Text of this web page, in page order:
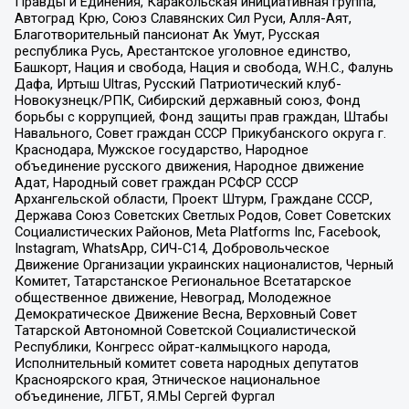
Автоград Крю, Союз Славянских Сил Руси, Алля-Аят,
Благотворительный пансионат Ак Умут, Русская
республика Русь, Арестантское уголовное единство,
Башкорт, Нация и свобода, Нация и свобода, W.H.С., Фалунь
Дафа, Иртыш Ultras, Русский Патриотический клуб-
Новокузнецк/РПК, Сибирский державный союз, Фонд
борьбы с коррупцией, Фонд защиты прав граждан, Штабы
Навального, Совет граждан СССР Прикубанского округа г.
Краснодара, Мужское государство, Народное
объединение русского движения, Народное движение
Адат, Народный совет граждан РСФСР СССР
Архангельской области, Проект Штурм, Граждане СССР,
Держава Союз Советских Светлых Родов, Совет Советских
Социалистических Районов, Meta Platforms Inc, Facebook,
Instagram, WhatsApp, СИЧ-С14, Добровольческое
Движение Организации украинских националистов, Черный
Комитет, Татарстанское Региональное Всетатарское
общественное движение, Невоград, Молодежное
Демократическое Движение Весна, Верховный Совет
Татарской Автономной Советской Социалистической
Республики, Конгресс ойрат-калмыцкого народа,
Исполнительный комитет совета народных депутатов
Красноярского края, Этническое национальное
объединение, ЛГБТ, Я.МЫ Сергей Фургал